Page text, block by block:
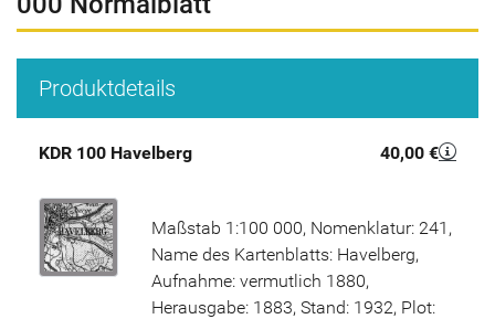
Produktdetails
KDR 100 Havelberg 40,00 €
Maßstab 1:100 000, Nomenklatur: 241,
Name des Kartenblatts: Havelberg,
Aufnahme: vermutlich 1880,
Herausgabe: 1883, Stand: 1932, Plot: